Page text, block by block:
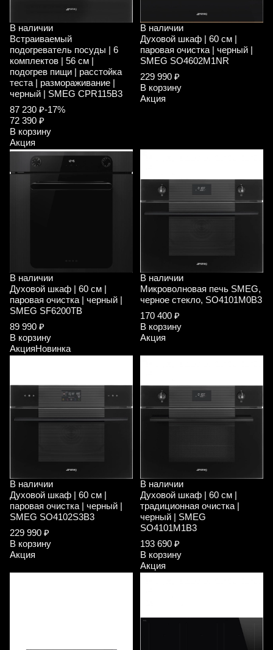
В наличии
Встраиваемый
подогреватель посуды | 6
комплектов | 56 см |
подогрев пищи | расстойка
теста | размораживание |
черный | SMEG CPR115B3
87 230 ₽-17%
72 390 ₽
В корзину
Акция
В наличии
Духовой шкаф | 60 см |
паровая очистка | черный |
SMEG SO4602M1NR
229 990 ₽
В корзину
Акция
В наличии
Духовой шкаф | 60 см |
паровая очистка | черный |
SMEG SF6200TB
89 990 ₽
В корзину
АкцияНовинка
В наличии
Микроволновая печь SMEG,
черное стекло, SO4101M0B3
170 400 ₽
В корзину
Акция
В наличии
Духовой шкаф | 60 см |
паровая очистка | черный |
SMEG SO4102S3B3
229 990 ₽
В корзину
Акция
В наличии
Духовой шкаф | 60 см |
традиционная очистка |
черный | SMEG
SO4101M1B3
193 690 ₽
В корзину
Акция